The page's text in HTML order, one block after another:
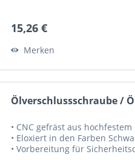
15,26 €
Merken
Ölverschlussschraube /
• CNC gefräst aus
• Eloxiert in den Farben
• Vorbereitung für